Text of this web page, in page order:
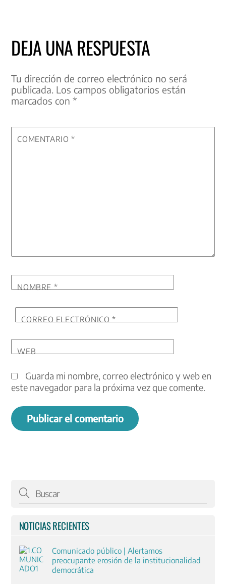
DEJA UNA RESPUESTA
Tu dirección de correo electrónico no será
publicada. Los campos obligatorios están
marcados con*
COMENTARIO*
NOMBRE *
CORREO ELECTRÓNICO*
WEB
Guarda mi nombre, correo electrónico y web en
este navegador para la próxima vez que comente.
NOTICIAS RECIENTES
Comunicado público | Alertamos
preocupante erosión de la institucionalidad
democrática